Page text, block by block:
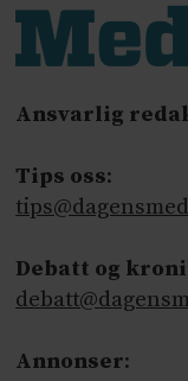
Ansvarlig
Tips oss:
Debatt og
Annonser: